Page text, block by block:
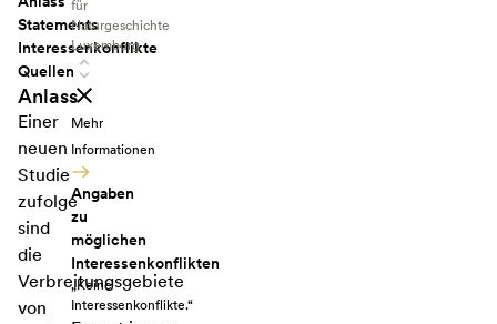
Statements
Interessenkonflikte
Quellen
Anlass
Einer
neuen
Studie
zufolge
sind
die
Verbreitungsgebiete
von
für
Naturgeschichte
Luxemburg
Mehr
Informationen
Angaben
zu
möglichen
Interessenkonflikten
„Keine
Interessenkonflikte.“